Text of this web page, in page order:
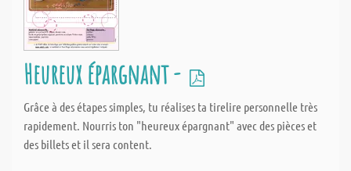
Heureux épargnant -
Grâce à des étapes simples, tu réalises ta tirelire personnelle très
rapidement. Nourris ton "heureux épargnant" avec des pièces et
des billets et il sera content.